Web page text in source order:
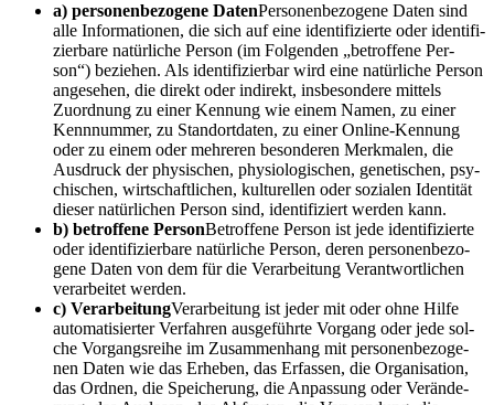
a) per­so­nen­be­zo­ge­ne DatenPer­so­nen­be­zo­ge­ne Daten sind
alle Infor­ma­tio­nen, die sich auf eine iden­ti­fi­zier­te oder iden­ti­fi­
zier­ba­re natür­li­che Per­son (im Fol­gen­den „betrof­fe­ne Per­
son“) bezie­hen. Als iden­ti­fi­zier­bar wird eine natür­li­che Per­son
ange­se­hen, die direkt oder indi­rekt, ins­be­son­de­re mit­tels
Zuord­nung zu einer Ken­nung wie einem Namen, zu einer
Kenn­num­mer, zu Stand­ort­da­ten, zu einer Online-Ken­nung
oder zu einem oder meh­re­ren beson­de­ren Merk­ma­len, die
Aus­druck der phy­si­schen, phy­sio­lo­gi­schen, gene­ti­schen, psy­
chi­schen, wirt­schaft­li­chen, kul­tu­rel­len oder sozia­len Iden­ti­tät
die­ser natür­li­chen Per­son sind, iden­ti­fi­ziert wer­den kann.
b) betrof­fe­ne Per­sonBetrof­fe­ne Per­son ist jede iden­ti­fi­zier­te
oder iden­ti­fi­zier­ba­re natür­li­che Per­son, deren per­so­nen­be­zo­
ge­ne Daten von dem für die Ver­ar­bei­tung Ver­ant­wort­li­chen
ver­ar­bei­tet werden.
c) Ver­ar­bei­tungVer­ar­bei­tung ist jeder mit oder ohne Hil­fe
auto­ma­ti­sier­ter Ver­fah­ren aus­ge­führ­te Vor­gang oder jede sol­
che Vor­gangs­rei­he im Zusam­men­hang mit per­so­nen­be­zo­ge­
nen Daten wie das Erhe­ben, das Erfas­sen, die Orga­ni­sa­ti­on,
das Ord­nen, die Spei­che­rung, die Anpas­sung oder Ver­än­de­